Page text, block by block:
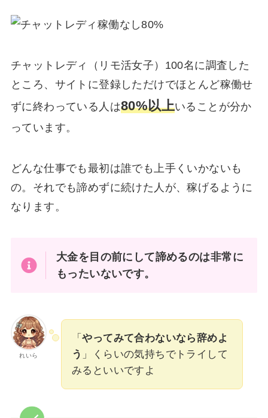
チャットレディ（リモ活女子）100名に調査した
ところ、サイトに登録しただけでほとんど稼働せ
ずに終わっている人は80%以上いることが分か
っています。
どんな仕事でも最初は誰でも上手くいかないも
の。それでも諦めずに続けた人が、稼げるように
なります。
大金を目の前にして諦めるのは非常に
もったいないです。
れいら
「やってみて合わないなら辞めよ
う 」くらいの気持ちでトライして
みるといいですよ